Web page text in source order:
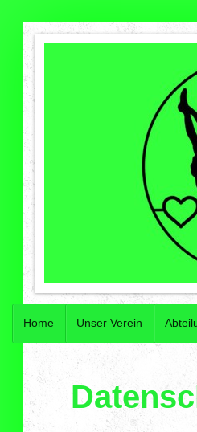
Home Unser Verein